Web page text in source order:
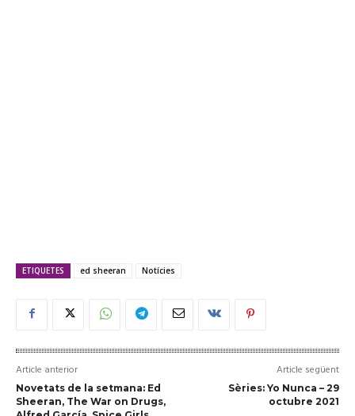
ETIQUETES ed sheeran Notícies
Article anterior
Novetats de la setmana: Ed
Sheeran, The War on Drugs,
Article següent
Sèries: Yo Nunca – 29
octubre 2021